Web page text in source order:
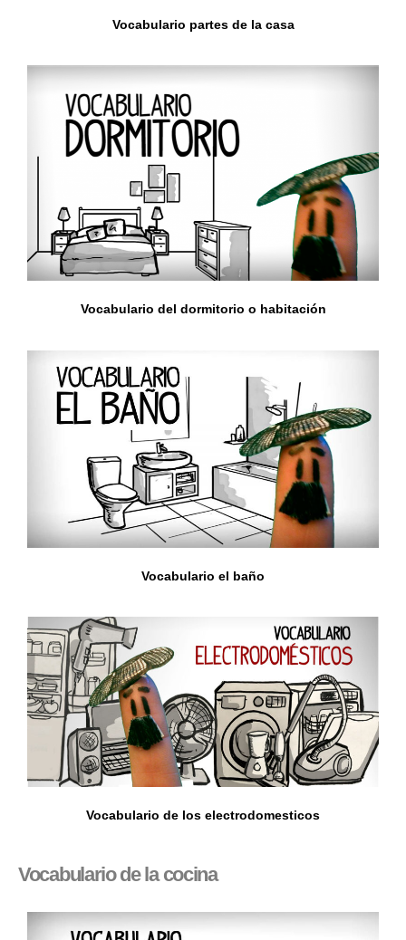
Vocabulario partes de la casa
Vocabulario del dormitorio o habitación
Vocabulario el baño
Vocabulario de los electrodomesticos
Vocabulario de la cocina